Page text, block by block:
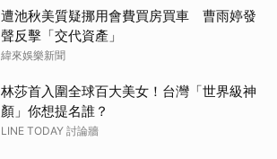
遭池秋美質疑挪用會費買房買車 曹雨婷發
聲反擊「交代資產」
緯來娛樂新聞
林莎首入圍全球百大美女！台灣「世界級神
顏」你想提名誰？
LINE TODAY 討論牆